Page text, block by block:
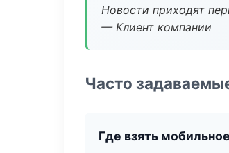
Новости приходят
— Клиент компании
Часто
Где взять